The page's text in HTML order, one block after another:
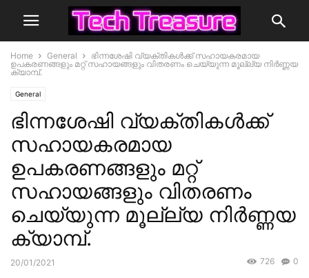
Home General
ഭിന്നശേഷി വ്യക്തികൾക്ക് സഹായകരമായ
ഉപകരണങ്ങളും മറ്റ് സഹായങ്ങളും വിതരണം ചെയ്യുന്ന മൂല്ല്യ നിർണ്ണയ
ക്യാമ്പ്.
General
ഭിന്നശേഷി വ്യക്തികൾക്ക്
സഹായകരമായ
ഉപകരണങ്ങളും മറ്റ്
സഹായങ്ങളും വിതരണം
ചെയ്യുന്ന മൂല്ല്യ നിർണ്ണയ
ക്യാമ്പ്.
20/01/2021 0
726